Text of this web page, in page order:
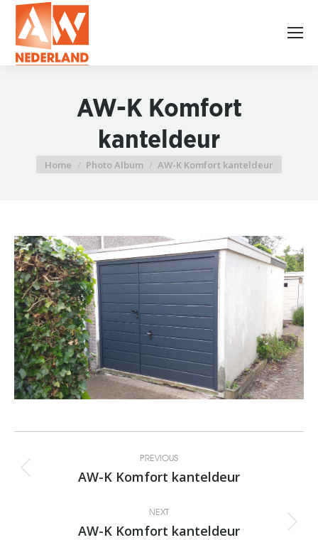
AW-K Komfort
kanteldeur
Je bent hier:
Home Photo Album AW-K Komfort kanteldeur
navigation
PREVIOUS
Previous
AW-K Komfort kanteldeur
NEXT
Next
AW-K Komfort kanteldeur